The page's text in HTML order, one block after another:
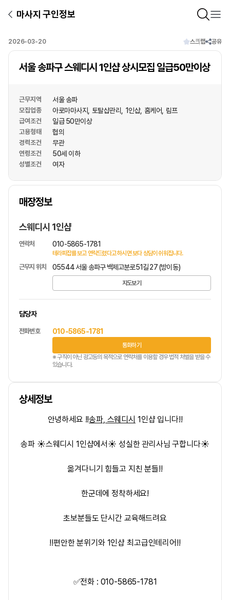
마사지 구인정보
2026-03-20 스크랩 공유
서울 송파구 스웨디시 1인샵 상시모집 일급50만이상
근무지역 서울 송파
모집업종 아로마마사지 토탈샵관리 1인샵 홈케어 림프
급여조건 일급 50만이상
고용형태 협의
경력조건 무관
연령조건 50세 이하
성별조건 여자
매장정보
상호명
스웨디시 1인샵
연락처 010-5865-1781
테라피잡를 보고 연락드렸다고 하시면 보다 상담이 쉬워집니다.
근무지 위치 05544 서울 송파구 백제고분로51길 27 (방이동)
지도보기
담당자
전화번호 010-5865-1781
통화하기
※ 구직이 아닌 광고등의 목적으로 연락처를 이용할 경우 법적 처벌을 받을 수
있습니다.
상세정보
안녕하세요 !!송파, 스웨디시 1인샵 입니다!!
송파 ☀️스웨디시 1인샵에서☀️ 성실한 관리사님 구합니다☀️
옮겨다니기 힘들고 지친 분들!!
한군데에 정착하세요!
초보분들도 단시간 교육해드려요
!!편안한 분위기와 1인샵 최고급인테리어!!
✅전화 : 010-5865-1781